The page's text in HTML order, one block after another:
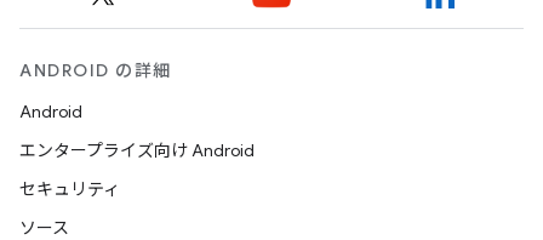
ANDROID の詳細
Android
エンタープライズ向け Android
セキュリティ
ソース